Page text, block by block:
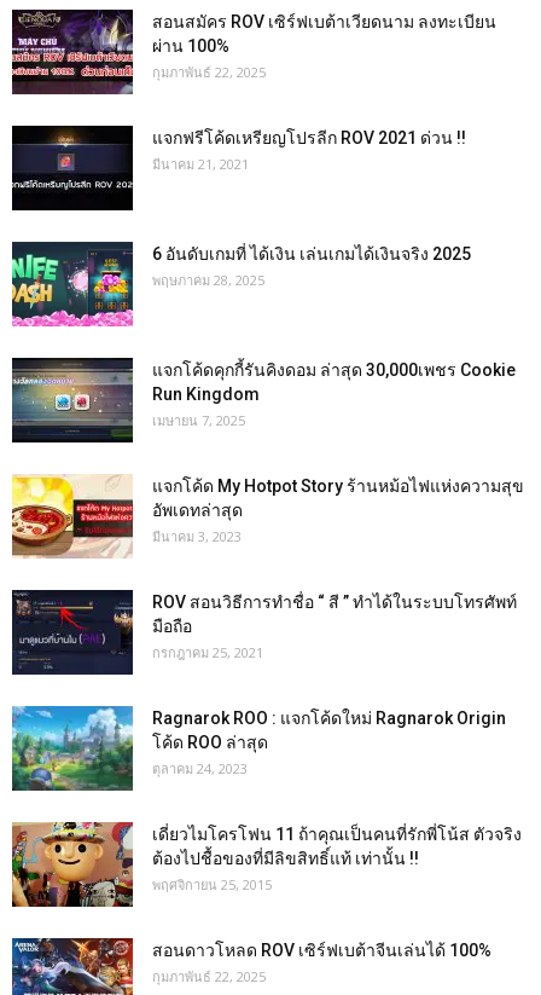
สอนสมัคร ROV เซิร์ฟเบต้าเวียดนาม ลงทะเบียน
ผ่าน 100%
กุมภาพันธ์ 22, 2025
แจกฟรีโค้ดเหรียญโปรลีก ROV 2021 ด่วน !!
มีนาคม 21, 2021
6 อันดับเกมที่ ได้เงิน เล่นเกมได้เงินจริง 2025
พฤษภาคม 28, 2025
แจกโค้ดคุกกี้รันคิงดอม ล่าสุด 30,000เพชร Cookie
Run Kingdom
เมษายน 7, 2025
แจกโค้ด My Hotpot Story ร้านหม้อไฟแห่งความสุข
อัพเดทล่าสุด
มีนาคม 3, 2023
ROV สอนวิธีการทำชื่อ “ สี ” ทำได้ในระบบโทรศัพท์
มือถือ
กรกฎาคม 25, 2021
Ragnarok ROO : แจกโค้ดใหม่ Ragnarok Origin
โค้ด ROO ล่าสุด
ตุลาคม 24, 2023
เดี่ยวไมโครโฟน 11 ถ้าคุณเป็นคนที่รักพี่โน้ส ตัวจริง
ต้องไปชื้อของที่มีลิขสิทธิ์แท้ เท่านั้น !!
พฤศจิกายน 25, 2015
สอนดาวโหลด ROV เซิร์ฟเบต้าจีนเล่นได้ 100%
กุมภาพันธ์ 22, 2025